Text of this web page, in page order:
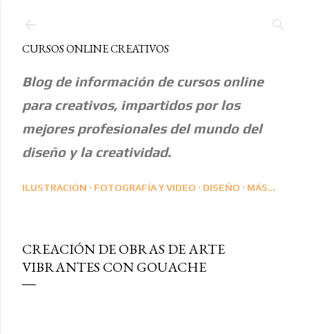
CURSOS ONLINE CREATIVOS
Blog de información de cursos online
para creativos, impartidos por los
mejores profesionales del mundo del
diseño y la creatividad.
ILUSTRACIÓN FOTOGRAFÍA Y VIDEO DISEÑO MÁS…
CREACIÓN DE OBRAS DE ARTE
VIBRANTES CON GOUACHE